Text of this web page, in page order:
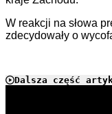
W reakcji na słowa
zdecydowały o
Dalsza część